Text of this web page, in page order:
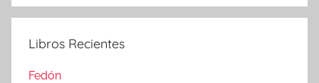
Libros Recientes
Fedón